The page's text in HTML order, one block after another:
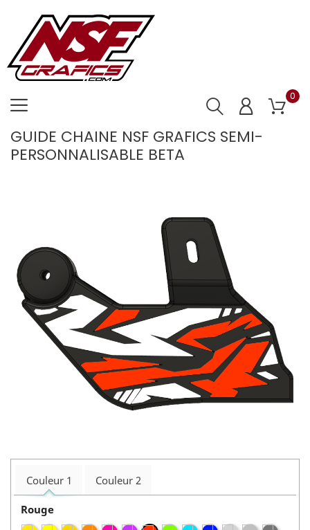
0
GUIDE CHAINE NSF GRAFICS SEMI-
PERSONNALISABLE BETA
Couleur 1 Couleur 2
Rouge